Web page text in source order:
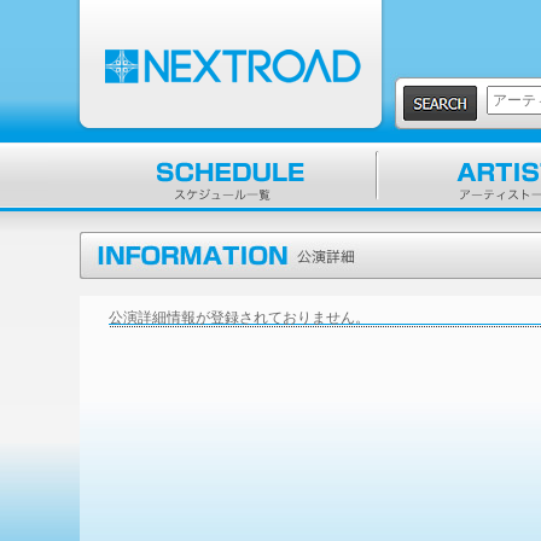
公演詳細情報が登録されておりません。